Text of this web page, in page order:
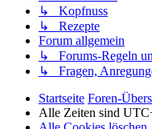
↳ Kopfnuss
↳ Rezepte
Forum allgemein
↳ Forums-Regeln
↳ Fragen,
Startseite Foren-
Alle Zeiten sind